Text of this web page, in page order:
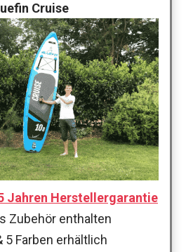
Cruise
Jahren Herstellergarantie
Zubehör enthalten
5 Farben erhältlich